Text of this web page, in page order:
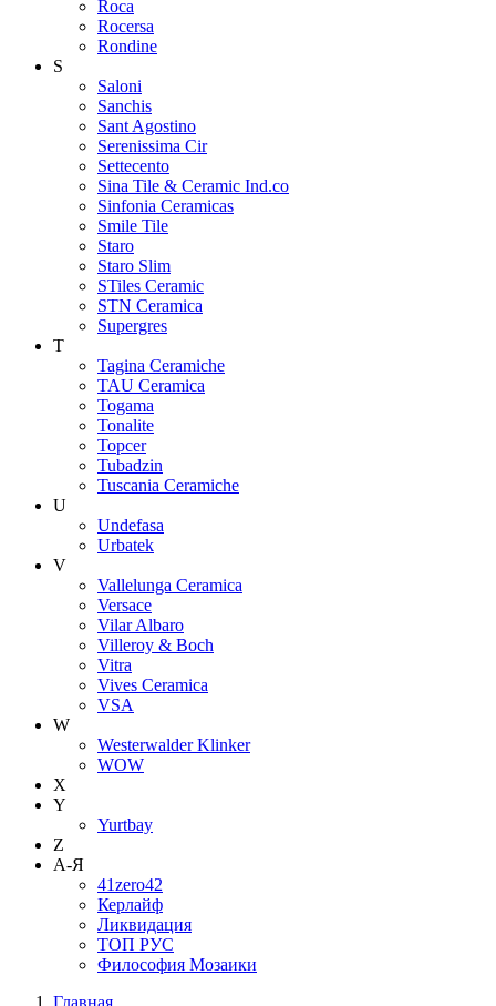
Roca
Rocersa
Rondine
S
Saloni
Sanchis
Sant Agostino
Serenissima Cir
Settecento
Sina Tile & Ceramic Ind.co
Sinfonia Ceramicas
Smile Tile
Staro
Staro Slim
STiles Ceramic
STN Ceramica
Supergres
T
Tagina Ceramiche
TAU Ceramica
Togama
Tonalite
Topcer
Tubadzin
Tuscania Ceramiche
U
Undefasa
Urbatek
V
Vallelunga Ceramica
Versace
Vilar Albaro
Villeroy & Boch
Vitra
Vives Ceramica
VSA
W
Westerwalder Klinker
WOW
X
Y
Yurtbay
Z
А-Я
41zero42
Керлайф
Ликвидация
ТОП РУС
Философия Мозаики
Главная